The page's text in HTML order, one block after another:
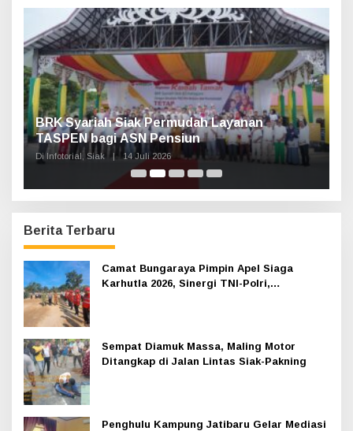
:
Haul Sultan Siak ke-60 Digelar, Bupati Afni
Ajak Masyarakat Lestarikan Sejarah
Kesultanan
Di Infotorial, Siak | 12 Juli 2026
Berita Terbaru
Camat Bungaraya Pimpin Apel Siaga
Karhutla 2026, Sinergi TNI-Polri,
Sempat Diamuk Massa, Maling Motor
Ditangkap di Jalan Lintas Siak-Pakning
Penghulu Kampung Jatibaru Gelar Mediasi